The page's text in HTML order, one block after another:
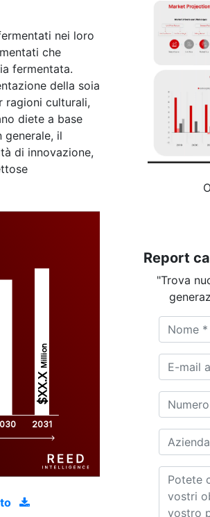
nei loro
che
fermentata.
della soia
ragioni culturali,
diete a base
il
di innovazione,
2031
$XX.X
Million
Report
"Trova